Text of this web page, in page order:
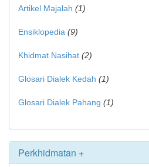
Artikel Majalah (1)
Ensiklopedia (9)
Khidmat Nasihat (2)
Glosari Dialek Kedah (1)
Glosari Dialek Pahang (1)
Perkhidmatan +